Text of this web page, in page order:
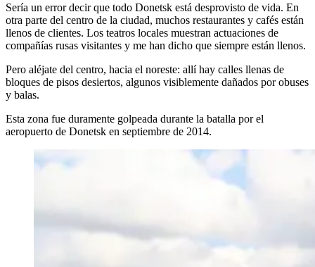
Sería un error decir que todo Donetsk está desprovisto de vida. En
otra parte del centro de la ciudad, muchos restaurantes y cafés están
llenos de clientes. Los teatros locales muestran actuaciones de
compañías rusas visitantes y me han dicho que siempre están llenos.
Pero aléjate del centro, hacia el noreste: allí hay calles llenas de
bloques de pisos desiertos, algunos visiblemente dañados por obuses
y balas.
Esta zona fue duramente golpeada durante la batalla por el
aeropuerto de Donetsk en septiembre de 2014.